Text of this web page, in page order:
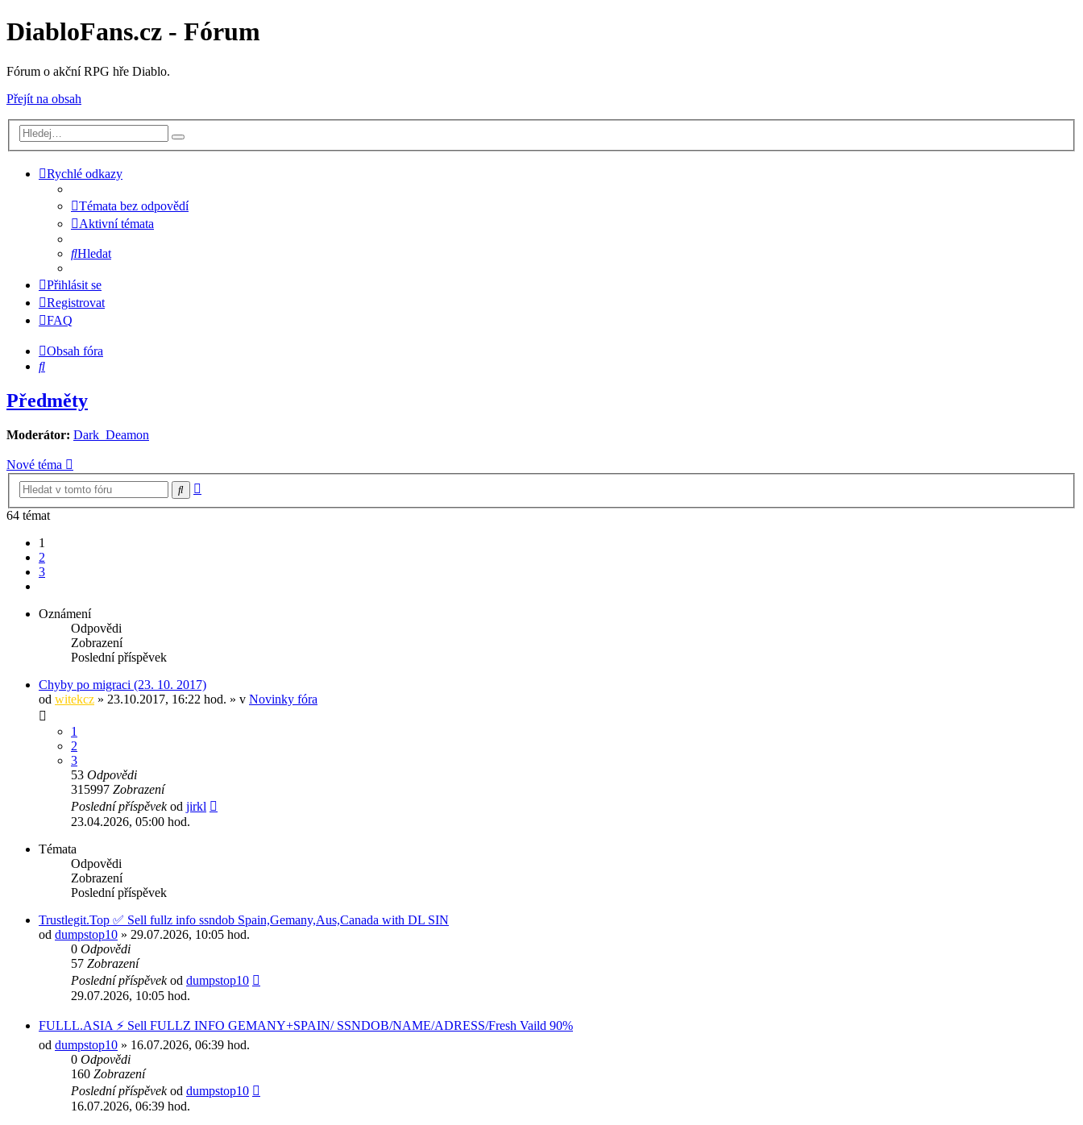
DiabloFans.cz - Fórum
Fórum o akční RPG hře Diablo.
Přejít na obsah
Rychlé odkazy
Témata bez odpovědí
Aktivní témata
Hledat
Přihlásit se
Registrovat
FAQ
Obsah fóra
Hledat
Předměty
Moderátor: Dark_Deamon
Nové téma
Hledat
64 témat
1
2
3
Oznámení
Odpovědi
Zobrazení
Poslední příspěvek
Chyby po migraci (23. 10. 2017)
od witekcz » 23.10.2017, 16:22 hod. » v Novinky fóra
1
2
3
53 Odpovědi
315997 Zobrazení
Poslední příspěvekod jirkl
23.04.2026, 05:00 hod.
Témata
Odpovědi
Zobrazení
Poslední příspěvek
Trustlegit.Top ✅ Sell fullz info ssndob Spain,Gemany,Aus,Canada with DL SIN
od dumpstop10 » 29.07.2026, 10:05 hod.
0 Odpovědi
57 Zobrazení
Poslední příspěvekod dumpstop10
29.07.2026, 10:05 hod.
FULLL.ASIA ⚡ Sell FULLZ INFO GEMANY+SPAIN/ SSNDOB/NAME/ADRESS/Fresh Vaild 90%
od dumpstop10 » 16.07.2026, 06:39 hod.
0 Odpovědi
160 Zobrazení
Poslední příspěvekod dumpstop10
16.07.2026, 06:39 hod.